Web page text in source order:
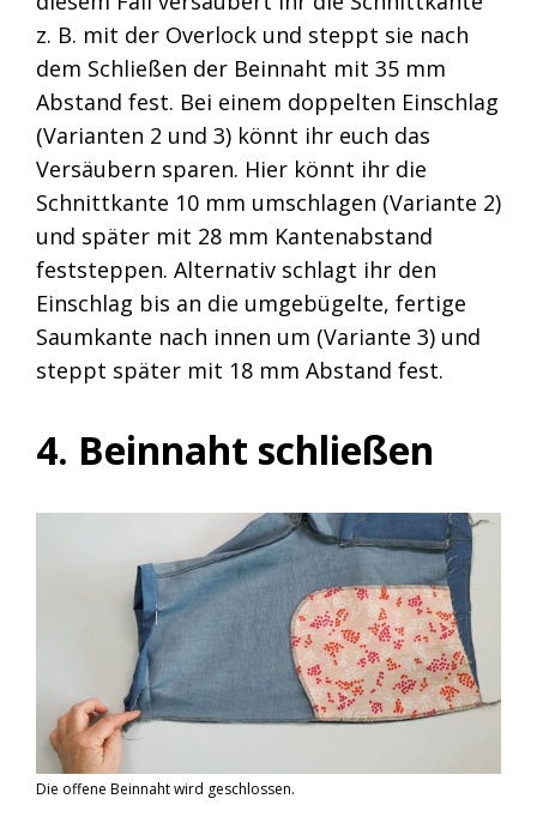
z. B. mit der Overlock und steppt sie nach
dem Schließen der Beinnaht mit 35 mm
Abstand fest. Bei einem doppelten Einschlag
(Varianten 2 und 3) könnt ihr euch das
Versäubern sparen. Hier könnt ihr die
Schnittkante 10 mm umschlagen (Variante 2)
und später mit 28 mm Kantenabstand
feststeppen. Alternativ schlagt ihr den
Einschlag bis an die umgebügelte, fertige
Saumkante nach innen um (Variante 3) und
steppt später mit 18 mm Abstand fest.
4. Beinnaht schließen
Die offene Beinnaht wird geschlossen.